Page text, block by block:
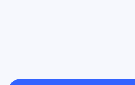
Labor